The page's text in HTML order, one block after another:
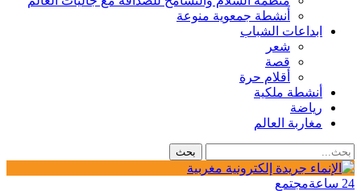
أنشطة جمعوية منوعة
ابداعات الشباب
شعر
قصة
أقلام حرة
أنشطة ملكية
رياضة
مغاربة العالم
24 ساعة مجتمع